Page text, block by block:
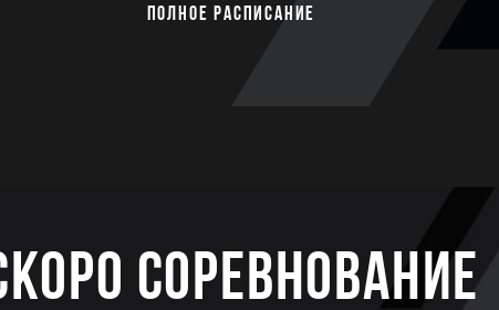
ПОЛНОЕ РАСПИСАНИЕ
соревнование